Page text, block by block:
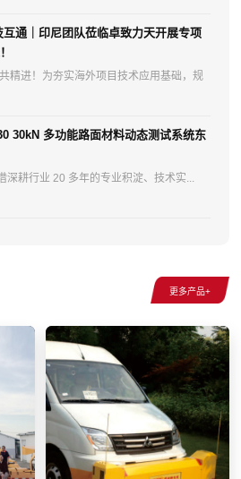
互通｜印尼团队莅临卓致力天开展专项
精进！为夯实海外项目技术应用基础，规
30kN 多功能路面材料动态测试系统东
深耕行业 20 多年的专业积淀、技术实...